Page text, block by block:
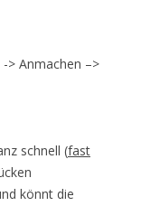
> Anmachen –>
schnell (fast
könnt die